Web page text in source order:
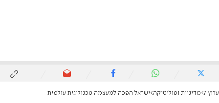
ערוץ 7 מדיניות ופוליטיקה ישראל הפכה למעצמה טכנולוגית עולמית